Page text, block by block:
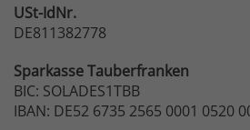
USt-IdNr.
DE811382778
SparkasseTauberfranken
BIC: SOLADES1TBB
IBAN: DE52 6735 2565 0001 0520